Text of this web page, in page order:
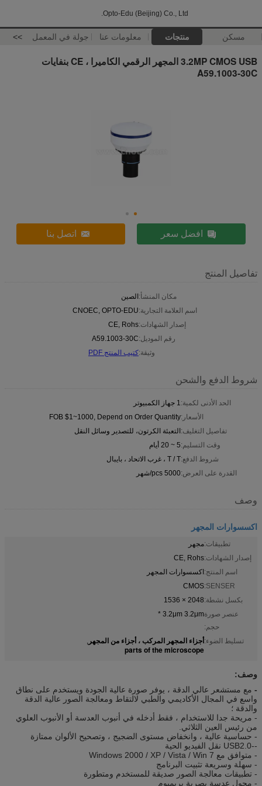
Opto-Edu (Beijing) Co., Ltd.
مسكن منتجات معلومات عنا جولة في المعمل >>
3.2MP CMOS USB المجهر الرقمي الكاميرا ، CE بنفايات
A59.1003-30C
افضل سعر اتصل بنا
تفاصيل المنتج
مكان المنشأ:الصين
اسم العلامة التجارية:CNOEC, OPTO-EDU
إصدار الشهادات:CE, Rohs
رقم الموديل:A59.1003-30C
وثيقة:كتيب المنتج PDF
شروط الدفع والشحن
الحد الأدنى لكمية:1 جهاز الكمبيوتر
الأسعار:FOB $1~1000, Depend on Order Quantity
تفاصيل التغليف:التعبئة الكرتون، للتصدير وسائل النقل
وقت التسليم:5 ~ 20 أيام
شروط الدفع:T / T ، غرب الاتحاد ، بايبال
القدرة على العرض:5000 pcs/شهر
وصف
اكسسوارات المجهر
تطبيقات:مجهر
إصدار الشهادات:CE, Rohs
اسم المنتج:اكسسوارات المجهر
SENSER:
CMOS
بكسل نشطة:2048 × 1536
عنصر صورة
حجم:
3.2μm 3.2μm *
تسليط الضوء:أجزاء المجهر المركب ، أجزاء من المجهر ,
parts of the microscope
وصف:
- مع مستشعر عالي الدقة ، يوفر صورة عالية الجودة ويستخدم على نطاق
واسع في المجال الأكاديمي والطبي لالتقاط ومعالجة الصور عالية الدقة
والدقة ؛
- مريحة جدا للاستخدام ، فقط أدخله في أنبوب العدسة أو الأنبوب العلوي
من رئيس العين الثلاثي.
- حساسية عالية ، وانخفاض مستوى الضجيج ، وتصحيح الألوان ممتازة
--USB2.0 نقل الفيديو الحية
- متوافق مع Windows 2000 / XP / Vista / Win 7
- سهلة وسريعة تثبيت البرنامج
- تطبيقات معالجة الصور صديقة للمستخدم ومتطورة
- محول عدسة بصرية بريميوم